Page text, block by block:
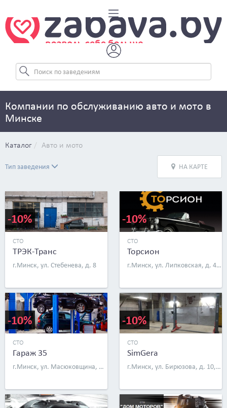
Компании по обслуживанию авто и мото в
Минске
Каталог Авто и мото
Тип заведения НА КАРТЕ
-10%
СТО
ТРЭК-Транс
г.Минск, ул. Стебенева, д. 8
-10%
СТО
Торсион
г.Минск, ул. Липковская, д. 4, к. 15, бокс 587
-10%
СТО
Гараж 35
г.Минск, ул. Масюковщина, д. 35а
-10%
СТО
SimGera
г.Минск, ул. Бирюзова, д. 10, к. 2